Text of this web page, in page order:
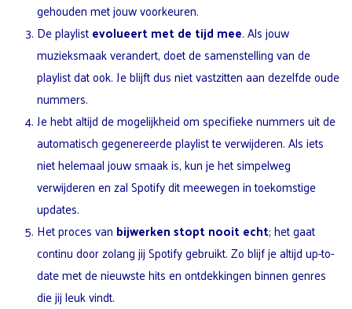
gehouden met jouw voorkeuren.
De playlistevolueert met de tijd mee. Als jouw
muzieksmaak verandert, doet de samenstelling van de
playlist dat ook. Je blijft dus niet vastzitten aan dezelfde oude
nummers.
Je hebt altijd de mogelijkheid om specifieke nummers uit de
automatisch gegenereerde playlist te verwijderen. Als iets
niet helemaal jouw smaak is, kun je het simpelweg
verwijderen en zal Spotify dit meewegen in toekomstige
updates.
Het proces van bijwerken stopt nooit echt; het gaat
continu door zolang jij Spotify gebruikt. Zo blijf je altijd up-to-
date met de nieuwste hits en ontdekkingen binnen genres
die jij leuk vindt.